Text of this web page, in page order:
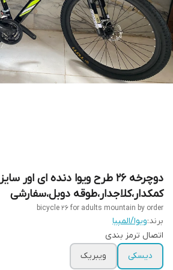
دوچرخه ۲۶ طرح ویوا دنده ای اور سایز
کمکدار،کلاجدار،طوقه دوبل،سفارشی
bicycle 26 for adults mountain by order
برند:ویوا/المپیا
اتصال ترمز بندی
دیسکی
ویبریک